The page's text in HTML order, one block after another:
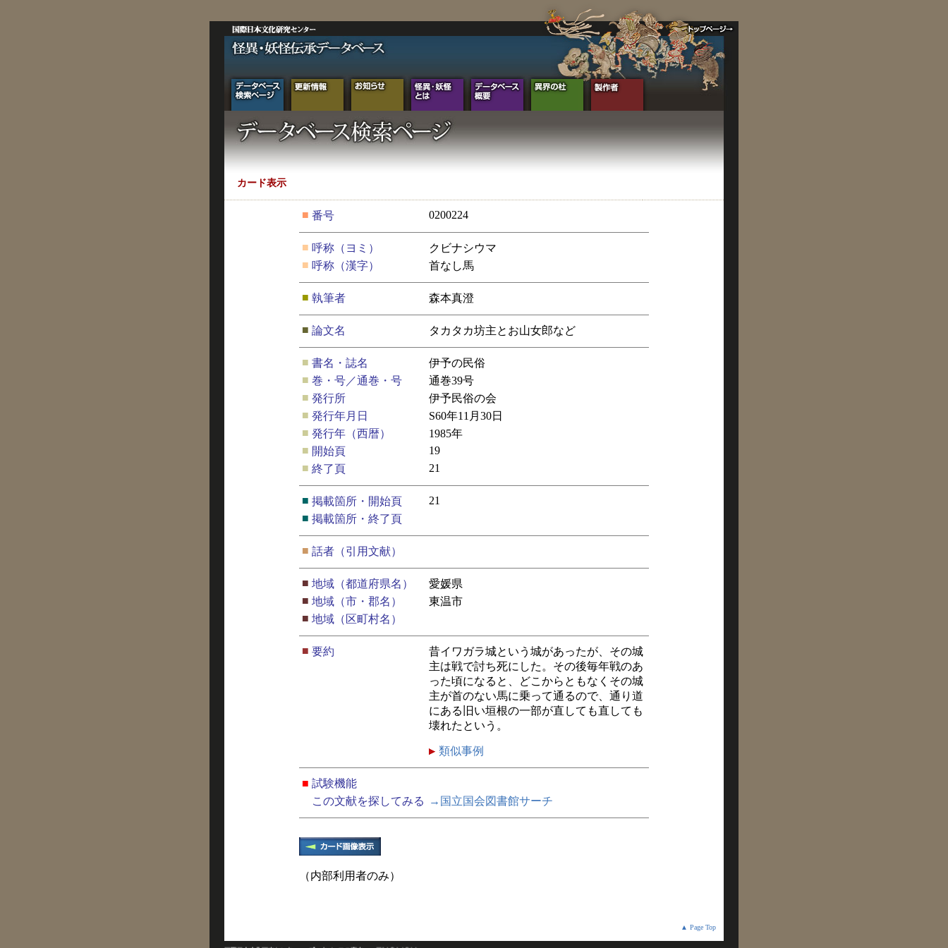
カード表示
■ 番号 0200224
■ 呼称（ヨミ）
クビナシウマ
■ 呼称（漢字） 首なし馬
■ 執筆者 森本真澄
■ 論文名 タカタカ坊主とお山女郎など
■ 書名・誌名
伊予の民俗
■ 巻・号／通巻・号
通巻39号
■ 発行所
伊予民俗の会
■ 発行年月日
S60年11月30日
■ 発行年（西暦）
1985年
■ 開始頁
19
■ 終了頁 21
■ 掲載箇所・開始頁
21
■ 掲載箇所・終了頁
■ 話者（引用文献）
■ 地域（都道府県名）
愛媛県
■ 地域（市・郡名）
東温市
■ 地域（区町村名）
■ 要約
昔イワガラ城という城があったが、その城
主は戦で討ち死にした。その後毎年戦のあ
った頃になると、どこからともなくその城
主が首のない馬に乗って通るので、通り道
にある旧い垣根の一部が直しても直しても
壊れたという。
類似事例
■ 試験機能
この文献を探してみる
→国立国会図書館サーチ
（内部利用者のみ）
▲ Page Top